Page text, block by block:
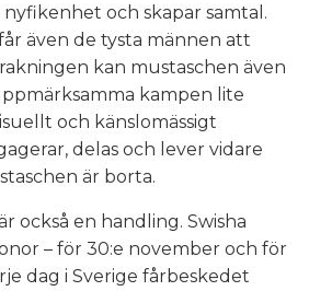
och skapar samtal.
även de tysta männen att
kan mustaschen även
kampen lite
och känslomässigt
delas och lever vidare
är borta.
också en handling. Swisha
– för 30:e november och för
dag i Sverige fårbeskedet